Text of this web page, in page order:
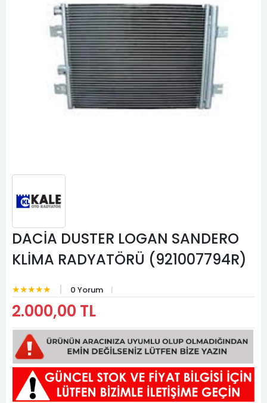
DACİA DUSTER LOGAN SANDERO
KLİMA RADYATÖRÜ (921007794R)
★★★★★ 0 Yorum
2.000,00 TL